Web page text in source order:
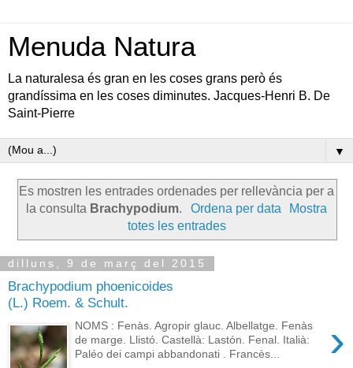
Menuda Natura
La naturalesa és gran en les coses grans però és
grandíssima en les coses diminutes. Jacques-Henri B. De
Saint-Pierre
▼
Es mostren les entrades ordenades per rellevància per a
la consulta Brachypodium. Ordena per data
Mostra
totes les entrades
dilluns, 9 de març del 2015
Brachypodium phoenicoides
(L.) Roem. & Schult.
›
NOMS : Fenàs. Agropir glauc. Albellatge. Fenàs
de marge. Llistó. Castellà: Lastón. Fenal. Italià:
Paléo dei campi abbandonati . Francès...